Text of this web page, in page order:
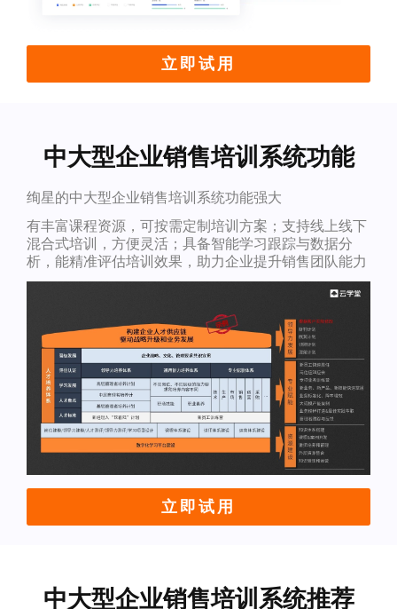
立即试用
中大型企业销售培训系统功能
绚星的中大型企业销售培训系统功能强大
有丰富课程资源，可按需定制培训方案；支持线上线下
混合式培训，方便灵活；具备智能学习跟踪与数据分
析，能精准评估培训效果，助力企业提升销售团队能力
立即试用
中大型企业销售培训系统推荐